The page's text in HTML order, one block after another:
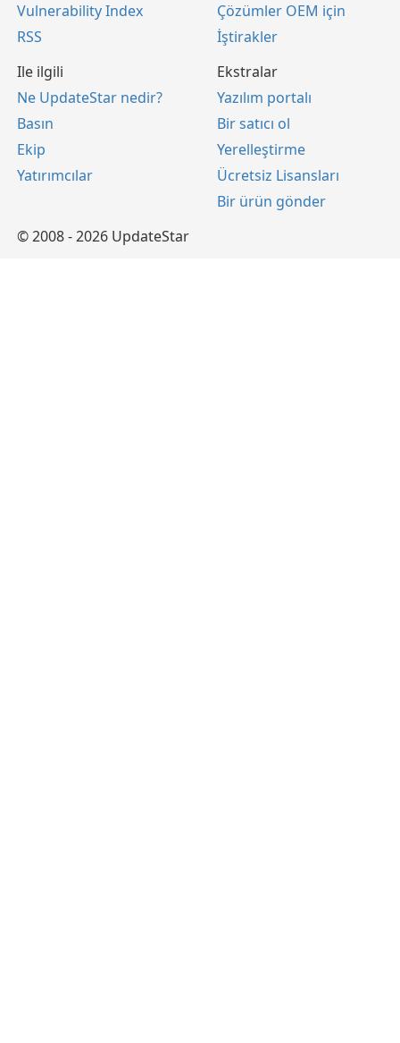
Vulnerability Index
RSS
Çözümler OEM için
İştirakler
Ile ilgili
Ne UpdateStar nedir?
Basın
Ekip
Yatırımcılar
Ekstralar
Yazılım portalı
Bir satıcı ol
Yerelleştirme
Ücretsiz Lisansları
Bir ürün gönder
© 2008 - 2026 UpdateStar